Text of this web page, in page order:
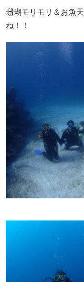
珊瑚モリモリ＆お魚
ね！！